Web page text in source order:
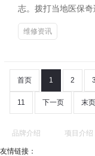
志。拨打当地医保
维修资讯
首页 1 2 3
11 下一页 末页
品牌介绍 项目介绍
友情链接：